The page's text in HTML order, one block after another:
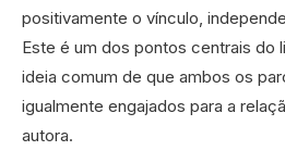
positivamente o vínculo,
Este é um dos pontos centrais do
ideia comum de que ambos os
igualmente engajados para a
autora.